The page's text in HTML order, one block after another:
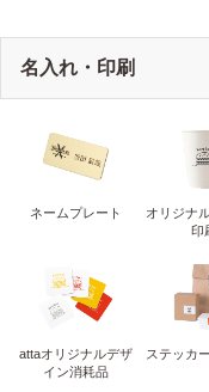
名入れ・印刷
ネームプレート
オリジナ
印
attaオリジナルデザ
イン消耗品
ステッカ